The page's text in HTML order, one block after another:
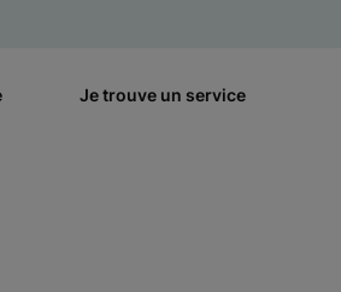
Je trouve un service